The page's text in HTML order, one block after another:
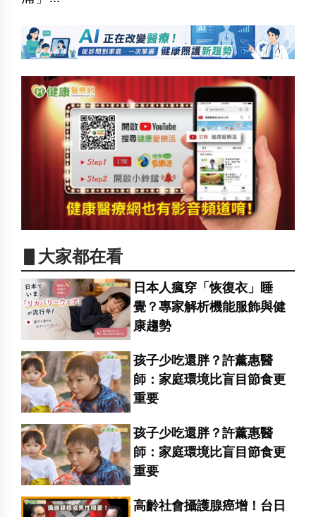
▋大家都在看
日本人瘋穿「恢復衣」睡
覺？專家解析機能服飾與健
康趨勢
孩子少吃還胖？許薰惠醫
師：家庭環境比盲目節食更
重要
孩子少吃還胖？許薰惠醫
師：家庭環境比盲目節食更
重要
高齡社會攝護腺癌增！台日